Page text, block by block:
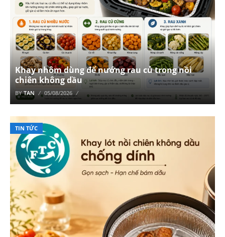
Khay nhôm dùng để nướng rau củ trong nồi
chiên không dầu
BYTAN 05/08/2026
TIN TỨC